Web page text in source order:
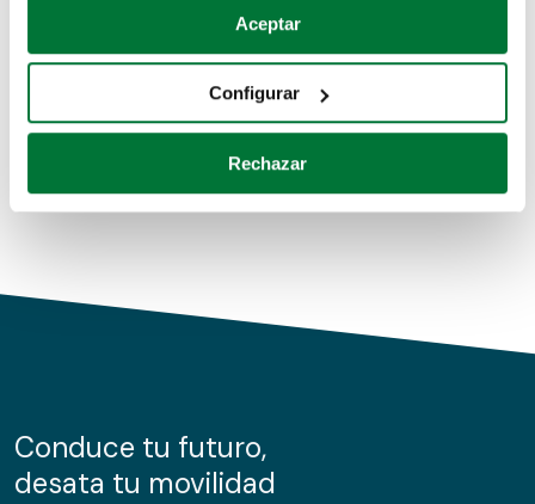
Si lo permite, también quisiéramos:
Recopilar información sobre su ubicación geográfica
Identificar su dispositivo analizándolo activamente
para buscar características específicas (huellas
Obtenga más información sobre cómo se procesan sus
de cookies.
información sobre el uso que haga del sitio web con
nuestros partners de redes sociales, publicidad y análisis
Aceptar
Configurar
Rechazar
Coches de km0
Conduce tu futuro,
desata tu movilidad